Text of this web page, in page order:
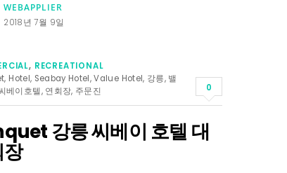
WEBAPPLIER
2018년 7월 9일
, RECREATIONAL
, Hotel, Seabay Hotel,Value Hotel, 강릉, 밸
베이호텔, 연회장, 주문진 0
강릉 씨베이 호텔 대
장